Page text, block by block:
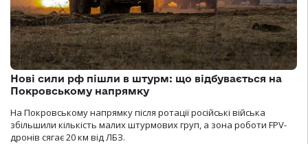
Нові сили рф пішли в штурм: що відбувається на
Покровському напрямку
На Покровському напрямку після ротації російські війська
збільшили кількість малих штурмових груп, а зона роботи FPV-
дронів сягає 20 км від ЛБЗ.